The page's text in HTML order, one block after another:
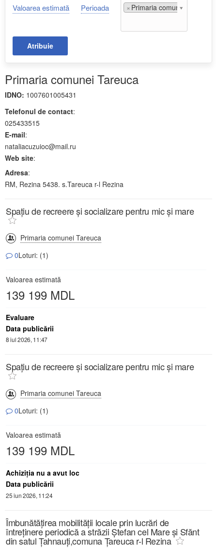
Valoarea estimată Perioada × Primaria comunei Tareuca;
Atribuie
Primaria comunei Tareuca
IDNO: 1007601005431
Telefonul de contact:
025433515
E-mail:
nataliacuzuioc@mail.ru
Web site:
Adresa:
RM, Rezina 5438. s.Tareuca r-l Rezina
Spațiu de recreere și socializare pentru mic și mare
Primaria comunei Tareuca
0Loturi: (1)
Valoarea estimată
139 199 MDL
Evaluare
Data publicării
8 iul 2026, 11:47
Spațiu de recreere și socializare pentru mic și mare
Primaria comunei Tareuca
0Loturi: (1)
Valoarea estimată
139 199 MDL
Achiziţia nu a avut loc
Data publicării
25 iun 2026, 11:24
Îmbunătățirea mobilității locale prin lucrări de
întreținere periodică a străzii Ștefan cel Mare și Sfănt
din satul Țahnauți,comuna Țareuca r-l Rezina